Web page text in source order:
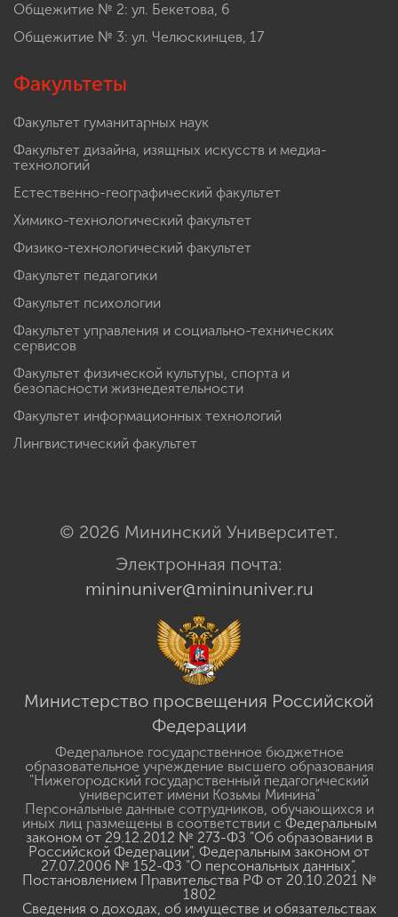
Общежитие № 2: ул. Бекетова, 6
Общежитие № 3: ул. Челюскинцев, 17
Факультеты
Факультет гуманитарных наук
Факультет дизайна, изящных искусств и медиа-
технологий
Естественно-географический факультет
Химико-технологический факультет
Физико-технологический факультет
Факультет педагогики
Факультет психологии
Факультет управления и социально-технических
сервисов
Факультет физической культуры, спорта и
безопасности жизнедеятельности
Факультет информационных технологий
Лингвистический факультет
© 2026 Мининский Университет.
Электронная почта:
mininuniver@mininuniver.ru
Министерство просвещения Российской
Федерации
Федеральное государственное бюджетное
образовательное учреждение высшего образования
"Нижегородский государственный педагогический
университет имени Козьмы Минина"
Персональные данные сотрудников, обучающихся и
иных лиц размещены в соответствии с Федеральным
законом от 29.12.2012 № 273-ФЗ "Об образовании в
Российской Федерации", Федеральным законом от
27.07.2006 № 152-ФЗ "О персональных данных",
Постановлением Правительства РФ от 20.10.2021 №
1802
Сведения о доходах, об имуществе и обязательствах